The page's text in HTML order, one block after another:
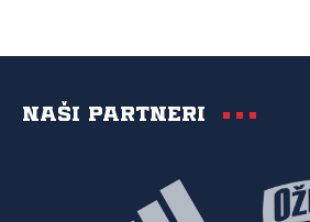
Naši partneri